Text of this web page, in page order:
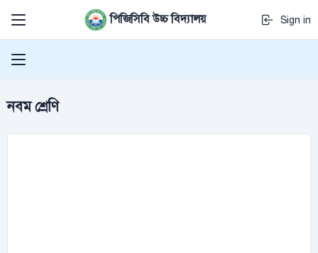
পিজিসিবি উচ্চ বিদ্যালয় Sign in
নবম শ্রেণি